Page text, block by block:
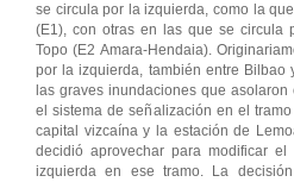
se circula por la izquierda, como la
(E1), con otras en las que se circula
Topo (E2 Amara-Hendaia).
por la izquierda, también entre Bilbao
las graves inundaciones que
el sistema de señalización en el
capital vizcaína y la estación de
decidió aprovechar para modificar
izquierda en ese tramo. La